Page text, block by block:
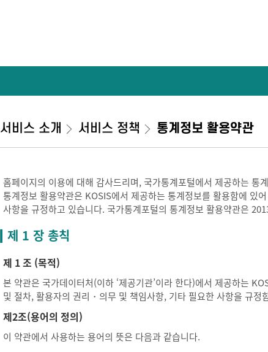
서비스 소개 서비스 정책 통계정보 활용약관
홈페이지의 이용에 대해 감사드리며, 국가통계포털에서 제공하는 통
통계정보 활용약관은 KOSIS에서 제공하는 통계정보를 활용함에 있
사항을 규정하고 있습니다. 국가통계포털의 통계정보 활용약관은
제 1 장 총칙
제 1 조 (목적)
본 약관은 국가데이터처(이하 ‘제공기관’이라 한다)에서 제공하는
및 절차, 활용자의 권리・의무 및 책임사항, 기타 필요한 사항을 규정
제2조(용어의 정의)
이 약관에서 사용하는 용어의 뜻은 다음과 같습니다.